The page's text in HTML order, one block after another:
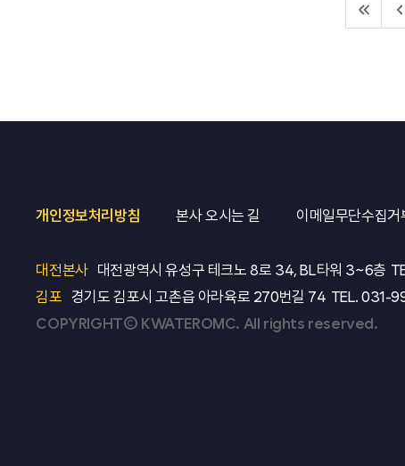
개인정보처리방침 본사 오시는 길 이메일무단수집거
대전본사 대전광역시 유성구 테크노 8로 34, BL타워 3~6층
김포 경기도 김포시 고촌읍 아라육로 270번길 74 TEL. 031-
COPYRIGHT© KWATEROMC. All rights reserved.